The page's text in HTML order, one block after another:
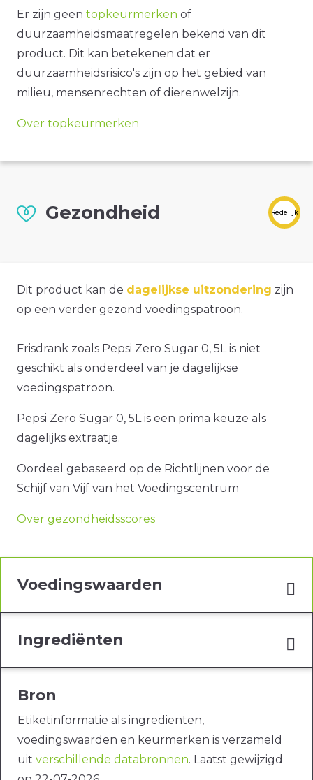
Er zijn geen topkeurmerken of
duurzaamheidsmaatregelen bekend van dit
product. Dit kan betekenen dat er
duurzaamheidsrisico's zijn op het gebied van
milieu, mensenrechten of dierenwelzijn.
Over topkeurmerken
Gezondheid Redelijk
Dit product kan de dagelijkse uitzondering zijn
op een verder gezond voedingspatroon.
Frisdrank zoals Pepsi Zero Sugar 0, 5L is niet
geschikt als onderdeel van je dagelijkse
voedingspatroon.
Pepsi Zero Sugar 0, 5L is een prima keuze als
dagelijks extraatje.
Oordeel gebaseerd op de Richtlijnen voor de
Schijf van Vijf van het Voedingscentrum
Over gezondheidsscores
Voedingswaarden
Ingrediënten
Bron
Etiketinformatie als ingrediënten,
voedingswaarden en keurmerken is verzameld
uit verschillende databronnen. Laatst gewijzigd